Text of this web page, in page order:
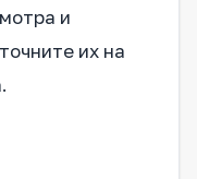
и
их на